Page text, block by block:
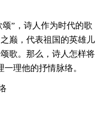
”，诗人作为时代的歌
巅，代表祖国的英雄儿
歌。那么，诗人怎样将
理他的抒情脉络。